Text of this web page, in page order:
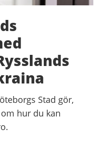
Stad gör,
hur du kan